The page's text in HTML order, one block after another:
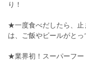
り！
★一度食べだしたら、止
は、ご飯やビールがとっ
★業界初！スーパーフー